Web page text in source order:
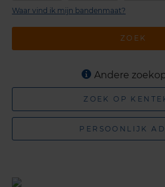
Waar vind ik mijn bandenmaat?
ZOEK
Andere
ZOEK OP
PERSOONLIJK